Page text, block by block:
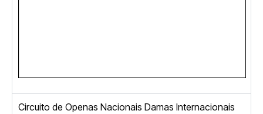
Circuito de Openas Nacionais Damas Internacionais